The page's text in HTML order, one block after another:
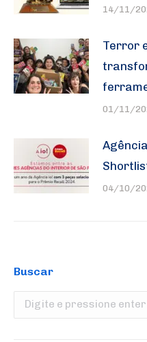
14/11/
Terror
01/11/
04/10/
Buscar
Search: